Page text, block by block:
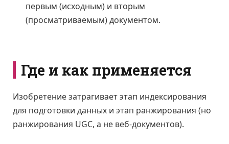
первым (исходным) и вторым
(просматриваемым) документом.
Где и как применяется
Изобретение затрагивает этап индексирования
для подготовки данных и этап ранжирования (но
ранжирования UGC, а не веб-документов).